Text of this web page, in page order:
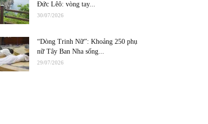
Đức Lêô: vòng tay...
30/07/2026
“Dòng Trinh Nữ”: Khoảng 250 phụ
nữ Tây Ban Nha sống...
29/07/2026